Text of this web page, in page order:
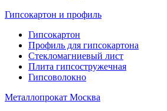
Гипсокартон и профиль
Гипсокартон
Профиль для гипсокартона
Стекломагниевый лист
Плита гипсостружечная
Гипсоволокно
Металлопрокат Москва